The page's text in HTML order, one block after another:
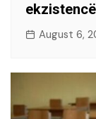
August 6,